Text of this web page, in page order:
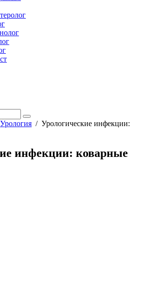
Урология / Урологические инфекции:
инфекции: коварные